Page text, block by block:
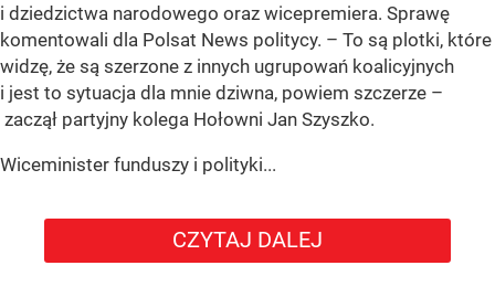
i dziedzictwa narodowego oraz wicepremiera. Sprawę
komentowali dla Polsat News politycy. – To są plotki, które
widzę, że są szerzone z innych ugrupowań koalicyjnych
i jest to sytuacja dla mnie dziwna, powiem szczerze –
zaczął partyjny kolega Hołowni Jan Szyszko.
Wiceminister funduszy i polityki...
CZYTAJ DALEJ